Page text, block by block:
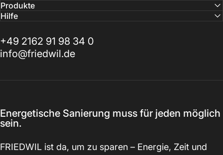
Produkte
Hilfe
+49 2162 91 98 34 0
info@friedwil.de
Energetische Sanierung muss für jeden möglich
sein.
FRIEDWIL ist da, um zu sparen – Energie, Zeit und